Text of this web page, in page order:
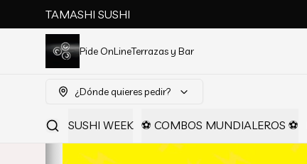
TAMASHI SUSHI
Pide OnLineTerrazas y Bar
¿Dónde quieres pedir?
SUSHI WEEK ⚽ COMBOS MUNDIALEROS ⚽